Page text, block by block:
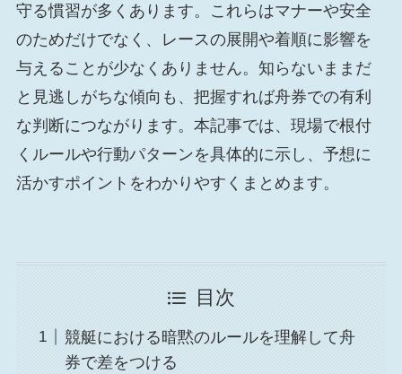
守る慣習が多くあります。これらはマナーや安全
のためだけでなく、レースの展開や着順に影響を
与えることが少なくありません。知らないままだ
と見逃しがちな傾向も、把握すれば舟券での有利
な判断につながります。本記事では、現場で根付
くルールや行動パターンを具体的に示し、予想に
活かすポイントをわかりやすくまとめます。
目次
競艇における暗黙のルールを理解して舟
券で差をつける